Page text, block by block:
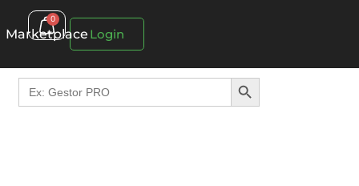
Marketplace
0
Login
Search
for:
Search Button